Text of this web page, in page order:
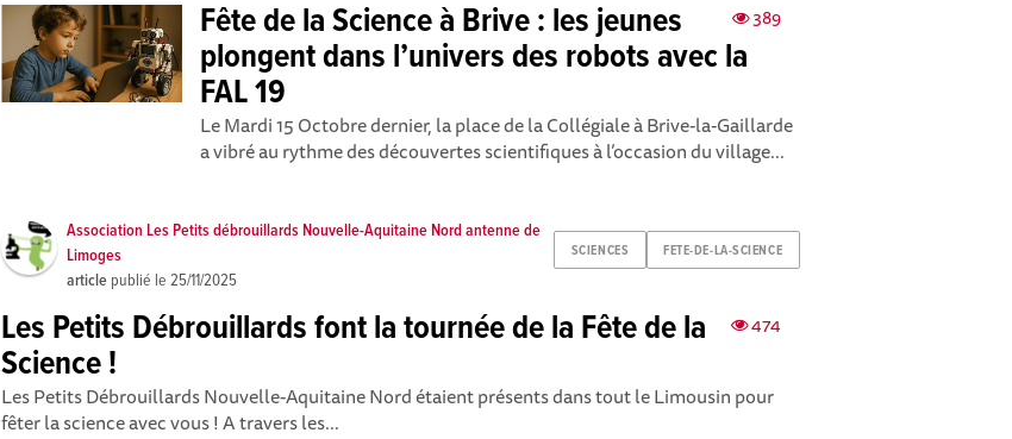
389
Fête de la Science à Brive : les jeunes
plongent dans l’univers des robots avec la
FAL 19
Le Mardi 15 Octobre dernier, la place de la Collégiale à Brive-la-Gaillarde
a vibré au rythme des découvertes scientifiques à l’occasion du village...
SCIENCES FETE-DE-LA-SCIENCE
Association Les Petits débrouillards Nouvelle-Aquitaine Nord antenne de
Limoges
article publié le25/11/2025
474
Les Petits Débrouillards font la tournée de la Fête de la
Science !
Les Petits Débrouillards Nouvelle-Aquitaine Nord étaient présents dans tout le Limousin pour
fêter la science avec vous ! A travers les...